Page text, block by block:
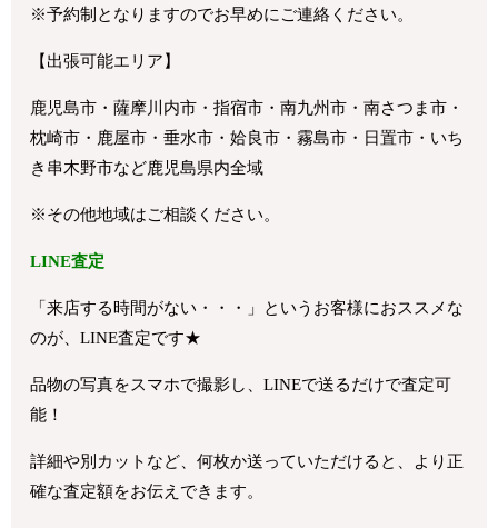
※予約制となりますのでお早めにご連絡ください。
【出張可能エリア】
鹿児島市・薩摩川内市・指宿市・南九州市・南さつま市・
枕崎市・鹿屋市・垂水市・姶良市・霧島市・日置市・いち
き串木野市など鹿児島県内全域
※その他地域はご相談ください。
LINE査定
「来店する時間がない・・・」というお客様におススメな
のが、LINE査定です★
品物の写真をスマホで撮影し、LINEで送るだけで査定可
能！
詳細や別カットなど、何枚か送っていただけると、より正
確な査定額をお伝えできます。